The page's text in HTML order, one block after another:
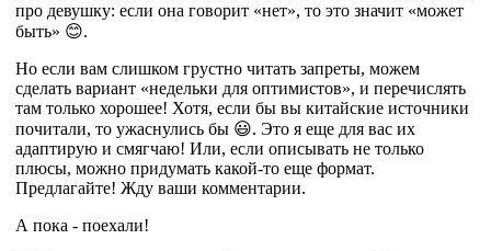
про девушку: если она говорит «нет», то это значит «может
быть» 😊.
Но если вам слишком грустно читать запреты, можем
сделать вариант «недельки для оптимистов», и перечислять
там только хорошее! Хотя, если бы вы китайские источники
почитали, то ужаснулись бы 😃. Это я еще для вас их
адаптирую и смягчаю! Или, если описывать не только
плюсы, можно придумать какой-то еще формат.
Предлагайте! Жду ваши комментарии.
А пока - поехали!